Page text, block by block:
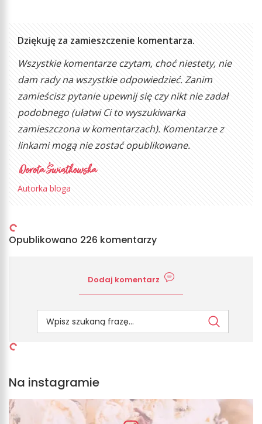
Dziękuję za zamieszczenie komentarza.
Wszystkie komentarze czytam, choć niestety, nie
dam rady na wszystkie odpowiedzieć. Zanim
zamieścisz pytanie upewnij się czy nikt nie zadał
podobnego (ułatwi Ci to wyszukiwarka
zamieszczona w komentarzach). Komentarze z
linkami mogą nie zostać opublikowane.
Autorka bloga
Opublikowano 226 komentarzy
Dodaj komentarz
Na instagramie